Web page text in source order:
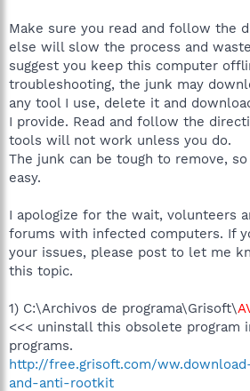
Make sure you read and follow the
else will slow the process and
suggest you keep this computer
troubleshooting, the junk may
any tool I use, delete it and
I provide. Read and follow the
tools will not work unless you do.
The junk can be tough to remove,
easy.
I apologize for the wait, volunteers
forums with infected computers. If
your issues, please post to let me
this topic.
1) C:\Archivos de programa\Grisoft\
<<< uninstall this obsolete program
programs.
http://free.grisoft.com/
and-anti-rootkit